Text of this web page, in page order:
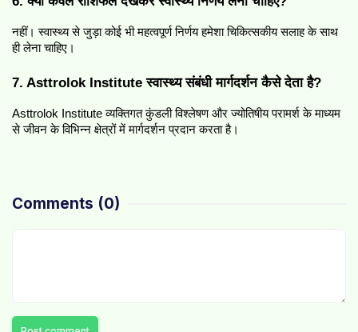
नहीं। स्वास्थ्य से जुड़ा कोई भी महत्वपूर्ण निर्णय हमेशा चिकित्सकीय सलाह के साथ
ही लेना चाहिए।
7. Asttrolok Institute स्वास्थ्य संबंधी मार्गदर्शन कैसे देता है?
Asttrolok Institute व्यक्तिगत कुंडली विश्लेषण और ज्योतिषीय परामर्श के माध्यम
से जीवन के विभिन्न क्षेत्रों में मार्गदर्शन प्रदान करता है।
Comments (0)